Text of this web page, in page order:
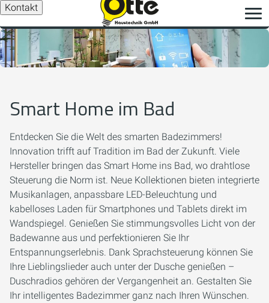
Kontakt
Smart Home im Bad
Entdecken Sie die Welt des smarten Badezimmers!
Innovation trifft auf Tradition im Bad der Zukunft. Viele
Hersteller bringen das Smart Home ins Bad, wo drahtlose
Steuerung die Norm ist. Neue Kollektionen bieten integrierte
Musikanlagen, anpassbare LED-Beleuchtung und
kabelloses Laden für Smartphones und Tablets direkt im
Wandspiegel. Genießen Sie stimmungsvolles Licht von der
Badewanne aus und perfektionieren Sie Ihr
Entspannungserlebnis. Dank Sprachsteuerung können Sie
Ihre Lieblingslieder auch unter der Dusche genießen –
Duschradios gehören der Vergangenheit an. Gestalten Sie
Ihr intelligentes Badezimmer ganz nach Ihren Wünschen.